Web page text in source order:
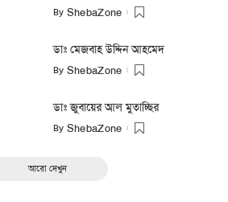
By ShebaZone
ডাঃ মেজবাহ উদ্দিন আহমেদ
By ShebaZone
ডাঃ জুবায়ের আল মুতাচ্ছির
By ShebaZone
আরো দেখুন